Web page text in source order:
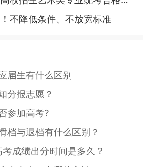
不降低条件、不放宽标准
届生有什么区别
分报志愿？
参加高考?
档与退档有什么区别？
成绩出分时间是多久？